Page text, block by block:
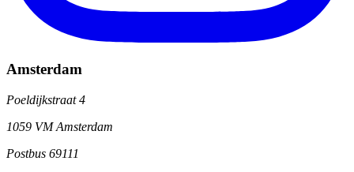
Amsterdam
Poeldijkstraat 4
1059 VM Amsterdam
Postbus 69111